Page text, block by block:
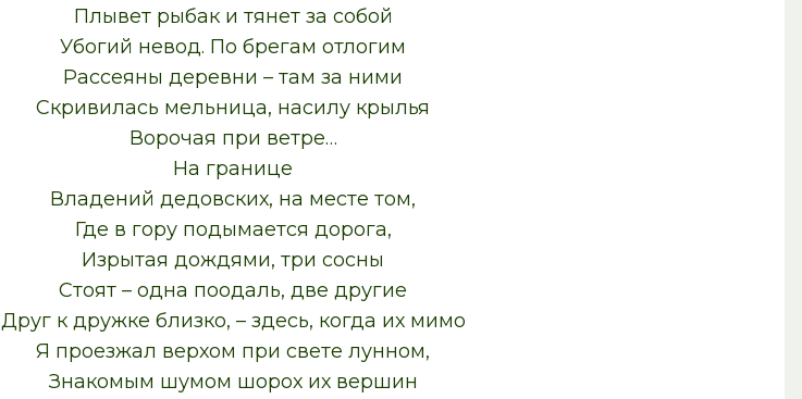
Плывет рыбак и тянет за собой
Убогий невод. По брегам отлогим
Рассеяны деревни – там за ними
Скривилась мельница, насилу крылья
Ворочая при ветре…
На границе
Владений дедовских, на месте том,
Где в гору подымается дорога,
Изрытая дождями, три сосны
Стоят – одна поодаль, две другие
Друг к дружке близко, – здесь, когда их мимо
Я проезжал верхом при свете лунном,
Знакомым шумом шорох их вершин